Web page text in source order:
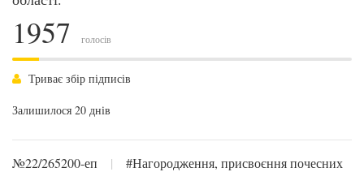
1957 голосів
Триває збір підписів
Залишилося 20 днів
№22/265200-еп |
#Нагородження, присвоєння почесних